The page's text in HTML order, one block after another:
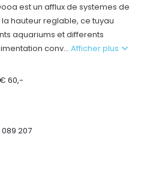
est un afflux de systemes de
hauteur reglable, ce tuyau
aquariums et differents
conv...Afficher plus
60,-
207